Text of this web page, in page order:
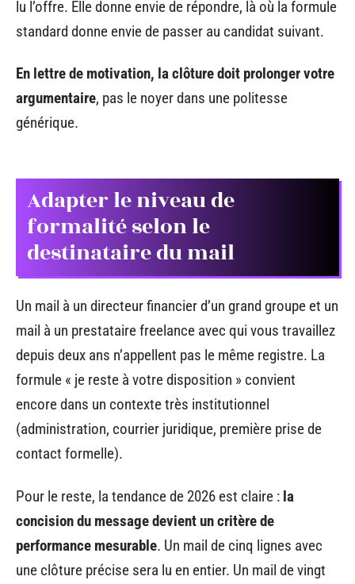
lu l’offre. Elle donne envie de répondre, là où la formule
standard donne envie de passer au candidat suivant.
En lettre de motivation, la clôture doit prolonger votre
argumentaire, pas le noyer dans une politesse
générique.
Adapter le niveau de
formalité selon le
destinataire du mail
Un mail à un directeur financier d’un grand groupe et un
mail à un prestataire freelance avec qui vous travaillez
depuis deux ans n’appellent pas le même registre. La
formule « je reste à votre disposition » convient
encore dans un contexte très institutionnel
(administration, courrier juridique, première prise de
contact formelle).
Pour le reste, la tendance de 2026 est claire : la
concision du message devient un critère de
performance mesurable. Un mail de cinq lignes avec
une clôture précise sera lu en entier. Un mail de vingt